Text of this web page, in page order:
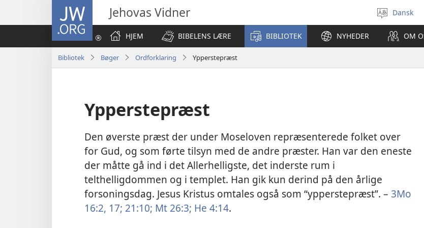
JW.ORG Jehovas Vidner
Vælg
sprog
Dansk
HJEM
BIBELENS LÆRE BIBLIOTEK NYHEDER OM
Bibliotek Bøger Ordforklaring Ypperstepræst
Ypperstepræst
Den øverste præst der under Moseloven repræsenterede folket over
for Gud, og som førte tilsyn med de andre præster. Han var den eneste
der måtte gå ind i det Allerhelligste, det inderste rum i
telthelligdommen og i templet. Han gik kun derind på den årlige
forsoningsdag. Jesus Kristus omtales også som “ypperstepræst”. – 3Mo
16:2, 17; 21:10; Mt 26:3; He 4:14.